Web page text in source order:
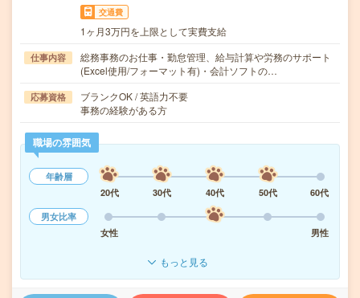
交通費
1ヶ月3万円を上限として実費支給
仕事内容
総務事務のお仕事・勤怠管理、給与計算や労務のサポート
(Excel使用/フォーマット有)・会計ソフトの…
応募資格
ブランクOK / 英語力不要
事務の経験がある方
職場の雰囲気
年齢層
20代
30代 40代 50代
60代
男女比率
女性
男性
もっと見る